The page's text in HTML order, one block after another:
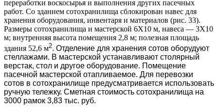
переработки воскосырья и выполнения других пасечных
работ. Со зданием сотохранилища сблокирован навес для
хранения оборудования, инвентаря и материалов (рис. 33).
Размеры сотохранилища и мастерской 6X10 м, навеса — 3X10
м; внутренняя высота помещения 2,8 м; полезная площадь
здания 52,6 м2. Отделение для хранения сотов оборудуют
стеллажами. В мастерской устанавливают столярный
верстак, стол и другое оборудование. Помещение
пасечной мастерской отапливаемое. Для перевозки
сотов в сотохранилище предусматривается использовать
ручную тележку. Сметная стоимость сотохранилища на
3000 рамок 3,83 тыс. руб.